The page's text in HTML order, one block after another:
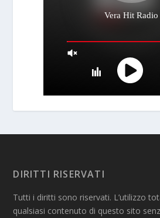
DIRITTI RISERVATI
Tutti i diritti sono riservati. L’utilizzo
qualsiasi contenuto di questo sito